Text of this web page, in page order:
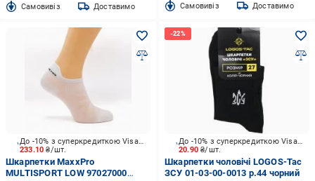
Cамовивіз Доставимо Cамовивіз Доставимо
233.10₴/шт.
До -10% з суперкредиткою Visa Вигода
Шкарпетки MaxxPro
MULTISPORT LOW 97027000
20.90₴/шт.
До -10% з суперкредиткою Visa Вигода
Шкарпетки чоловічі LOGOS-Tac
ЗСУ 01-03-00-0013 р.44 чорний